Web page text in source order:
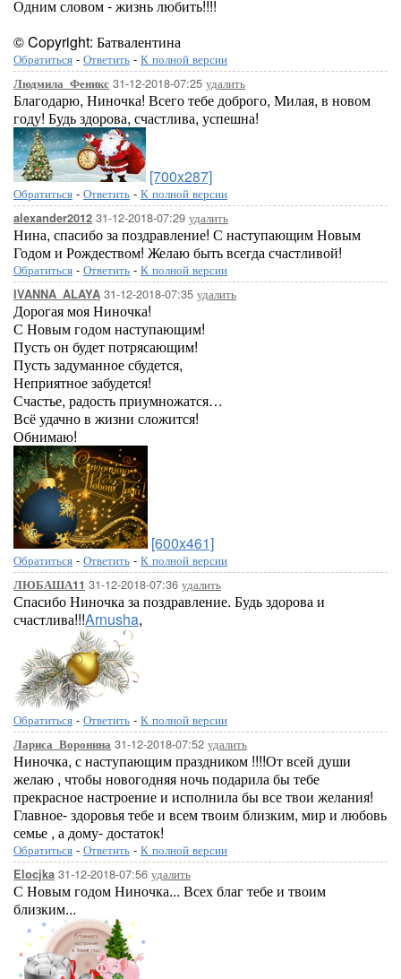
Одним словом - жизнь любить!!!!
© Copyright: Батвалентина
Обратиться - Ответить - К полной версии
Людмила_Феникс 31-12-2018-07:25 удалить
Благодарю, Ниночка! Всего тебе доброго, Милая, в новом
году! Будь здорова, счастлива, успешна!
[700x287]
Обратиться - Ответить - К полной версии
alexander2012 31-12-2018-07:29 удалить
Нина, спасибо за поздравление! С наступающим Новым
Годом и Рождеством! Желаю быть всегда счастливой!
Обратиться - Ответить - К полной версии
IVANNA_ALAYA 31-12-2018-07:35 удалить
Дорогая моя Ниночка!
С Новым годом наступающим!
Пусть он будет потрясающим!
Пусть задуманное сбудется,
Неприятное забудется!
Счастье, радость приумножатся…
Всё удачно в жизни сложится!
Обнимаю!
[600x461]
Обратиться - Ответить - К полной версии
ЛЮБАША11 31-12-2018-07:36 удалить
Спасибо Ниночка за поздравление. Будь здорова и
счастлива!!!Arnusha,
Обратиться - Ответить - К полной версии
Лариса_Воронина 31-12-2018-07:52 удалить
Ниночка, с наступающим праздником !!!!От всей души
желаю , чтобы новогодняя ночь подарила бы тебе
прекрасное настроение и исполнила бы все твои желания!
Главное- здоровья тебе и всем твоим близким, мир и любовь
семье , а дому- достаток!
Обратиться - Ответить - К полной версии
Elocjka 31-12-2018-07:56 удалить
С Новым годом Ниночка... Всех благ тебе и твоим
близким...